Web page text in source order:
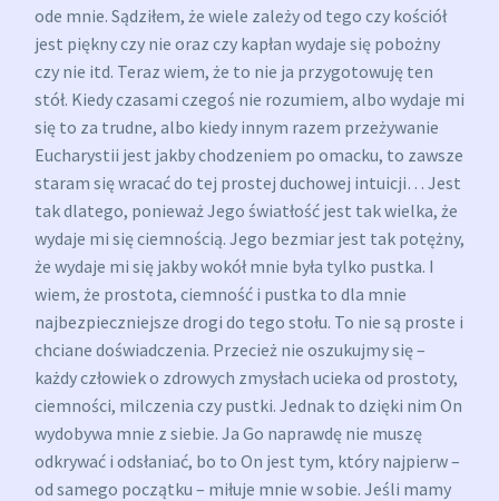
ode mnie. Sądziłem, że wiele zależy od tego czy kościół
jest piękny czy nie oraz czy kapłan wydaje się pobożny
czy nie itd. Teraz wiem, że to nie ja przygotowuję ten
stół. Kiedy czasami czegoś nie rozumiem, albo wydaje mi
się to za trudne, albo kiedy innym razem przeżywanie
Eucharystii jest jakby chodzeniem po omacku, to zawsze
staram się wracać do tej prostej duchowej intuicji… Jest
tak dlatego, ponieważ Jego światłość jest tak wielka, że
wydaje mi się ciemnością. Jego bezmiar jest tak potężny,
że wydaje mi się jakby wokół mnie była tylko pustka. I
wiem, że prostota, ciemność i pustka to dla mnie
najbezpieczniejsze drogi do tego stołu. To nie są proste i
chciane doświadczenia. Przecież nie oszukujmy się –
każdy człowiek o zdrowych zmysłach ucieka od prostoty,
ciemności, milczenia czy pustki. Jednak to dzięki nim On
wydobywa mnie z siebie. Ja Go naprawdę nie muszę
odkrywać i odsłaniać, bo to On jest tym, który najpierw –
od samego początku – miłuje mnie w sobie. Jeśli mamy